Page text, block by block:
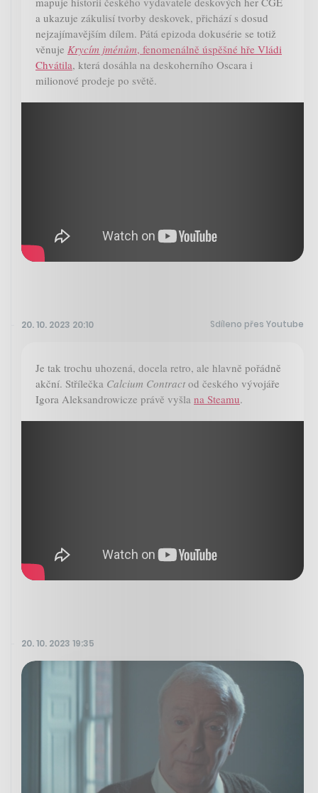
a ukazuje zákulisí tvorby deskovek, přichází s dosud
nejzajímavějším dílem. Pátá epizoda dokusérie se totiž
věnuje Krycím jménům, fenomenálně úspěšné hře Vládi
Chvátila, která dosáhla na deskoherního Oscara i
milionové prodeje po světě.
20. 10. 2023 20:10 Sdíleno přes Youtube
Je tak trochu uhozená, docela retro, ale hlavně pořádně
akční. Střílečka Calcium Contract od českého vývojáře
Igora Aleksandrowicze právě vyšla na Steamu.
20. 10. 2023 19:35